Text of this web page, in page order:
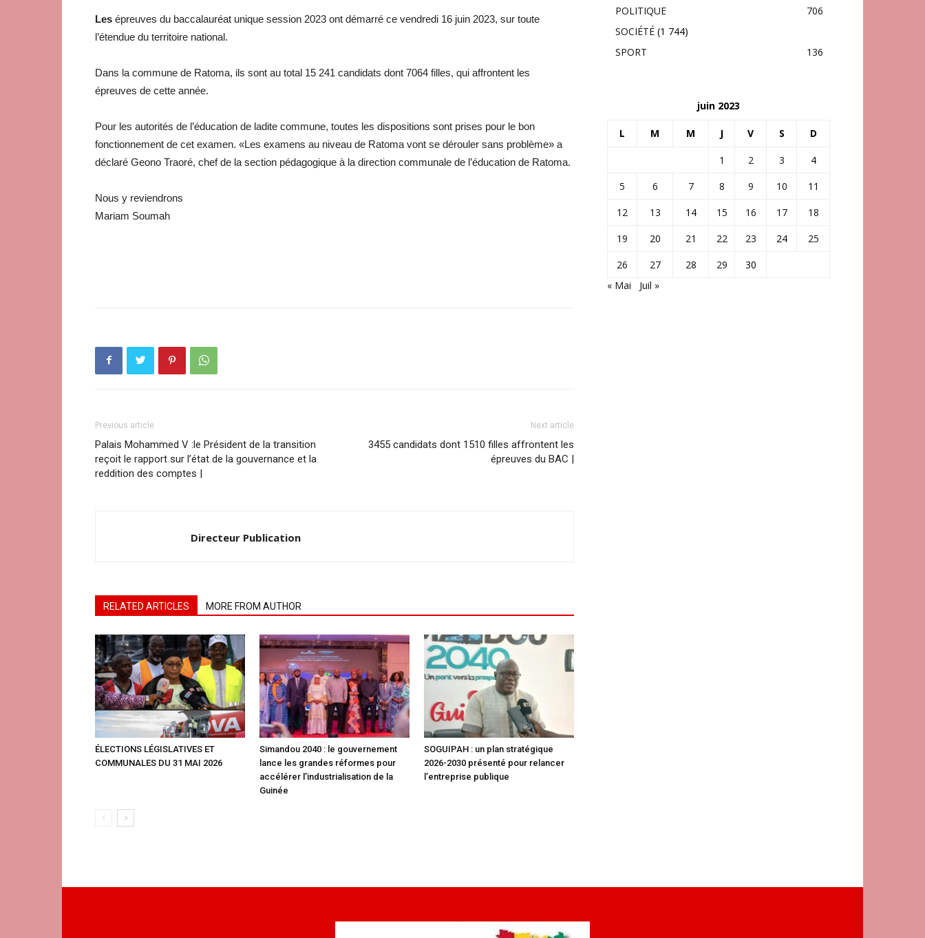
Les épreuves du baccalauréat unique session 2023 ont démarré ce vendredi 16 juin 2023, sur toute
l’étendue du territoire national.
Dans la commune de Ratoma, ils sont au total 15 241 candidats dont 7064 filles, qui affrontent les
épreuves de cette année.
Pour les autorités de l’éducation de ladite commune, toutes les dispositions sont prises pour le bon
fonctionnement de cet examen. «Les examens au niveau de Ratoma vont se dérouler sans problème» a
déclaré Geono Traoré, chef de la section pédagogique à la direction communale de l’éducation de Ratoma.
Nous y reviendrons
Mariam Soumah
Previous article
Palais Mohammed V :le Président de la transition
reçoit le rapport sur l’état de la gouvernance et la
reddition des comptes |
Next article
3455 candidats dont 1510 filles affrontent les
épreuves du BAC |
Directeur Publication
RELATED ARTICLES MORE FROM AUTHOR
ÉLECTIONS LÉGISLATIVES ET
COMMUNALES DU 31 MAI 2026
Simandou 2040 : le gouvernement
lance les grandes réformes pour
accélérer l’industrialisation de la
Guinée
SOGUIPAH : un plan stratégique
2026-2030 présenté pour relancer
l’entreprise publique
POLITIQUE
706
SOCIÉTÉ (1 744)
SPORT
136
juin 2023
L M M J V S D
1 2 3
4
5
6 7 8 9 10
11
12
13 14 15 16 17
18
19
20 21 22 23 24
25
26
27 28 29
30
« Mai
Juil »